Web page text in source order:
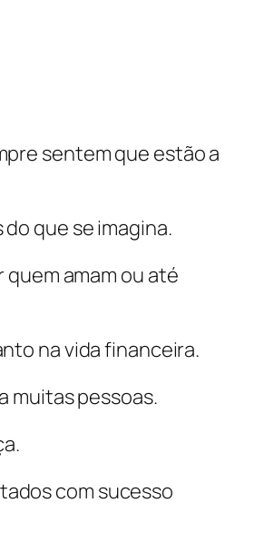
sentem que estão a
que se imagina.
amam ou até
na vida financeira.
muitas pessoas.
com sucesso